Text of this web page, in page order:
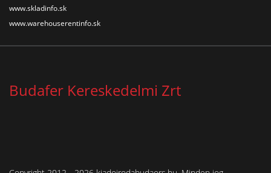
www.skladinfo.sk
www.warehouserentinfo.sk
Budafer Kereskedelmi Zrt